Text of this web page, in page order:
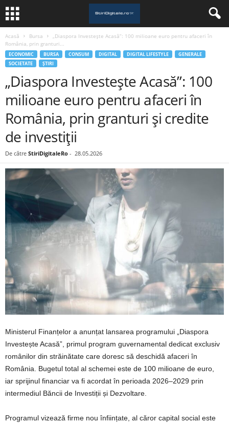
Acasă Bursa
„Diaspora Investește Acasă”: 100 milioane euro pentru afaceri în
România, prin granturi...
ECONOMIC BURSA CONSUM DIGITAL DIGITAL LIFESTYLE
GENERALE
SOCIETATE
ȘTIRI
„Diaspora Investește Acasă”: 100
milioane euro pentru afaceri în
România, prin granturi și credite
de investiții
De către StiriDigitaleRo - 28.05.2026
Ministerul Finanțelor a anunțat lansarea programului „Diaspora
Investește Acasă”, primul program guvernamental dedicat exclusiv
românilor din străinătate care doresc să deschidă afaceri în
România. Bugetul total al schemei este de 100 milioane de euro,
iar sprijinul financiar va fi acordat în perioada 2026–2029 prin
intermediul Băncii de Investiții și Dezvoltare.
Programul vizează firme nou înființate, al căror capital social este